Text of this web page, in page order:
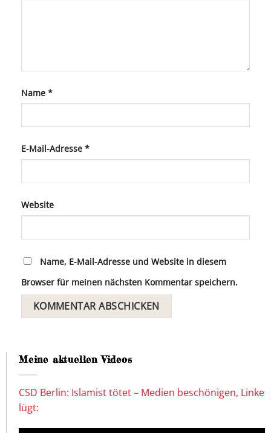
Name *
E-Mail-Adresse *
Website
Name, E-Mail-Adresse und Website in diesem
Browser für meinen nächsten Kommentar speichern.
Meine aktuellen Videos
CSD Berlin: Islamist tötet – Medien beschönigen, Linke
lügt: